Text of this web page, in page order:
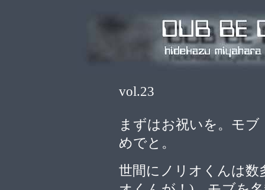
vol.23
まずはお祝いを。モ
めでと。
世間にノリオくんは数